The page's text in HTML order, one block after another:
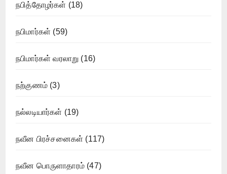
நபித்தோழர்கள் (18)
நபிமார்கள் (59)
நபிமார்கள் வரலாறு (16)
நற்குணம் (3)
நல்லடியார்கள் (19)
நவீன பிரச்சனைகள் (117)
நவீன பொருளாதாரம் (47)